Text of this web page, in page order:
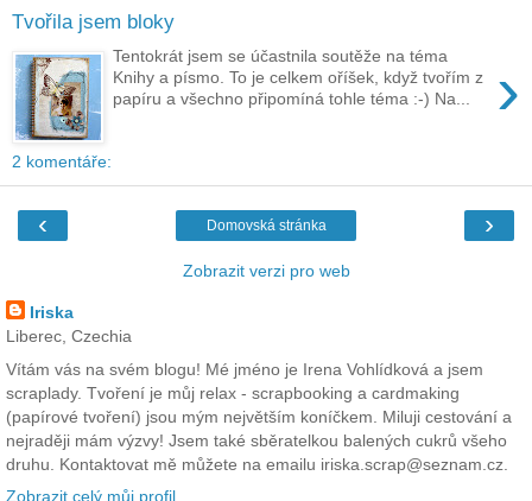
Tvořila jsem bloky
›
Tentokrát jsem se účastnila soutěže na téma
Knihy a písmo. To je celkem oříšek, když tvořím z
papíru a všechno připomíná tohle téma :-) Na...
2 komentáře:
‹ ›
Domovská stránka
Zobrazit verzi pro web
Iriska
Liberec, Czechia
Vítám vás na svém blogu! Mé jméno je Irena Vohlídková a jsem
scraplady. Tvoření je můj relax - scrapbooking a cardmaking
(papírové tvoření) jsou mým největším koníčkem. Miluji cestování a
nejraději mám výzvy! Jsem také sběratelkou balených cukrů všeho
druhu. Kontaktovat mě můžete na emailu iriska.scrap@seznam.cz.
Zobrazit celý můj profil